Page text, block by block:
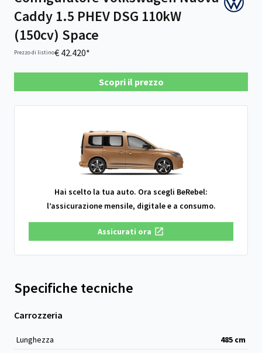
Caddy 1.5 PHEV DSG 110kW
(150cv) Space
Prezzo di listino€ 42.420*
Scopri il prezzo
Hai scelto la tua auto. Ora scegli BeRebel:
l’assicurazione mensile, digitale e a consumo.
Assicurati ora
Specifiche tecniche
Carrozzeria
Lunghezza 485 cm